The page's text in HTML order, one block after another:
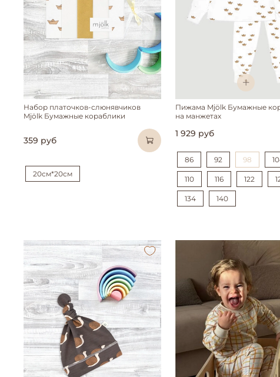
Набор платочков-слюнявчиков
Mjölk Бумажные кораблики
359 руб
20см*20см
Пижама Mjölk Бумажные
на манжетах
1 929 руб
86 92 98
110 116 122
134 140